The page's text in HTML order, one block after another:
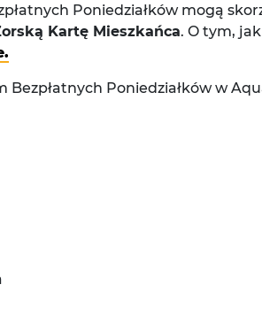
Poniedziałków mogą
Kartę Mieszkańca. O tym,
Bezpłatnych Poniedziałków w